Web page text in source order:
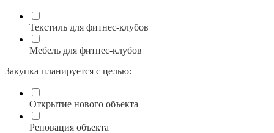
Текстиль для фитнес-клубов
Мебель для фитнес-клубов
Закупка планируется с целью:
Открытие нового объекта
Реновация объекта